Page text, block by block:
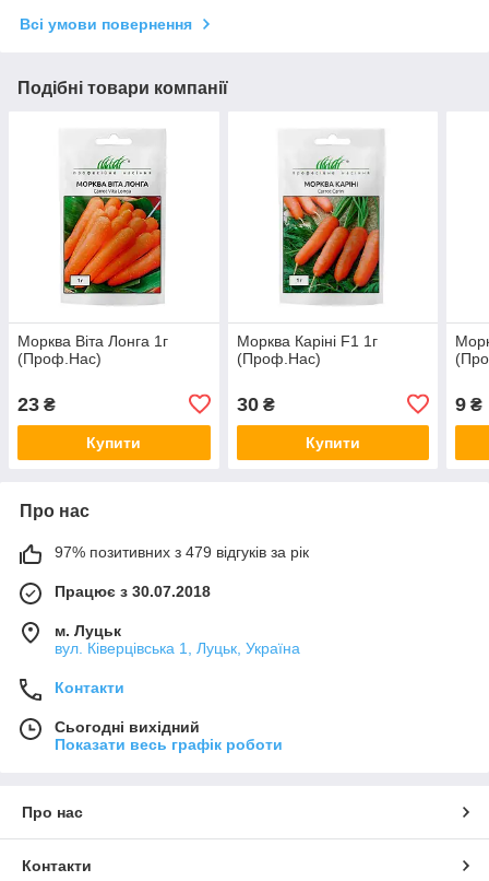
Всі умови повернення
Подібні товари компанії
Морква Віта Лонга 1г
(Проф.Нас)
23 ₴
Купити
Морква Каріні F1 1г
(Проф.Нас)
30₴
Купити
9 ₴
Про нас
97% позитивних з 479 відгуків за рік
Працює з 30.07.2018
м. Луцьк
вул. Ківерцівська 1, Луцьк, Україна
Контакти
Сьогодні вихідний
Показати весь графік роботи
Про нас
Контакти